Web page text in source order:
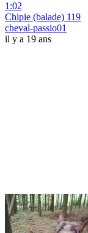
1:02
Chipie (balade) 119
cheval-passio01
il y a 19 ans